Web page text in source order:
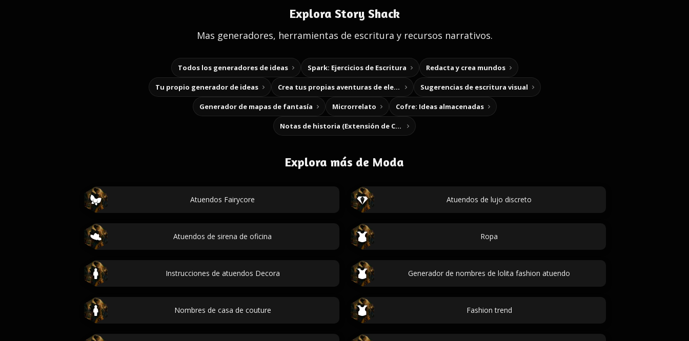
Explora Story Shack
Mas generadores, herramientas de escritura y recursos narrativos.
Todos los generadores de ideas Spark: Ejercicios de Escritura Redacta y crea mundos
Tu propio generador de ideas Crea tus propias aventuras de elección Sugerencias de escritura visual
Generador de mapas de fantasía Microrrelato Cofre: Ideas almacenadas
Notas de historia (Extensión de Chrome)
Explora más de Moda
Atuendos Fairycore Atuendos de lujo discreto
Atuendos de sirena de oficina Ropa
Instrucciones de atuendos Decora Generador de nombres de lolita fashion atuendo
Nombres de casa de couture Fashion trend